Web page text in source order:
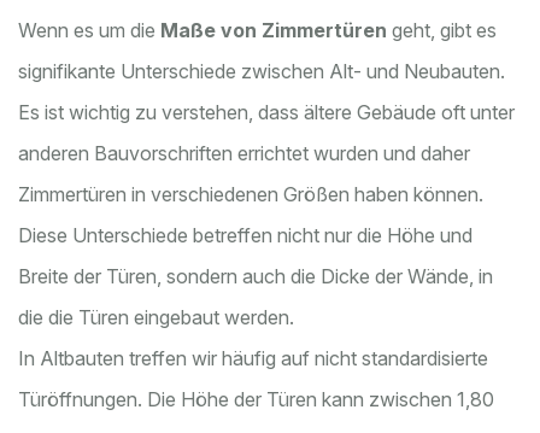
Wenn es um die Maße von Zimmertüren geht, gibt es
signifikante Unterschiede zwischen Alt- und Neubauten.
Es ist wichtig zu verstehen, dass ältere Gebäude oft unter
anderen Bauvorschriften errichtet wurden und daher
Zimmertüren in verschiedenen Größen haben können.
Diese Unterschiede betreffen nicht nur die Höhe und
Breite der Türen, sondern auch die Dicke der Wände, in
die die Türen eingebaut werden.
In Altbauten treffen wir häufig auf nicht standardisierte
Türöffnungen. Die Höhe der Türen kann zwischen 1,80